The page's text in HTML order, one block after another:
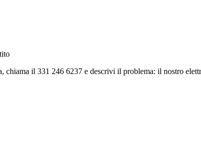
il 331 246 6237 e descrivi il problema: il nostro